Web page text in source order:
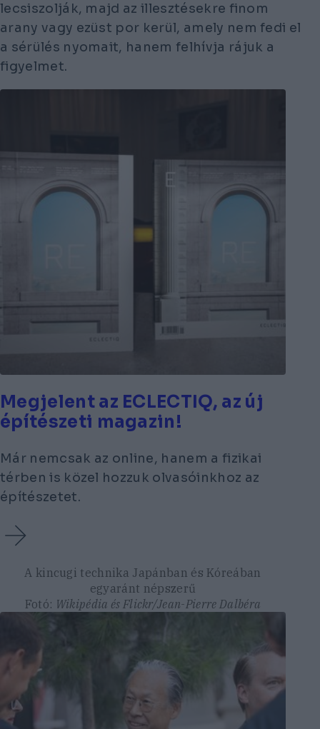
lecsiszolják, majd az illesztésekre finom
arany vagy ezüst por kerül, amely nem fedi el
a sérülés nyomait, hanem felhívja rájuk a
figyelmet.
Megjelent az ECLECTIQ, az új
építészeti magazin!
Már nemcsak az online, hanem a fizikai
térben is közel hozzuk olvasóinkhoz az
építészetet.
A kincugi technika Japánban és Kóreában
egyaránt népszerű
Fotó: Wikipédia és Flickr/Jean-Pierre Dalbéra